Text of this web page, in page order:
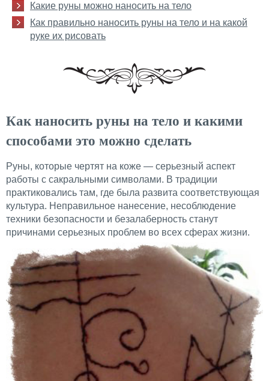
Какие руны можно наносить на тело
Как правильно наносить руны на тело и на какой
руке их рисовать
Как наносить руны на тело и какими
способами это можно сделать
Руны, которые чертят на коже — серьезный аспект
работы с сакральными символами. В традиции
практиковались там, где была развита соответствующая
культура. Неправильное нанесение, несоблюдение
техники безопасности и безалаберность станут
причинами серьезных проблем во всех сферах жизни.